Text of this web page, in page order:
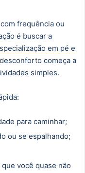
frequência ou
é buscar a
em pé e
começa a
simples.
para caminhar;
ou se espalhando;
você quase não